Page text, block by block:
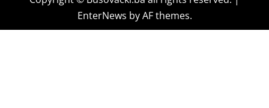
EnterNews by AF themes.